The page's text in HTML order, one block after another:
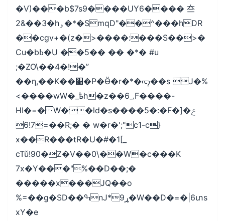
�V)���b$7s9����UY6���� 夳
2&��3�hۅ�*�SmqD"��^���hDR
��cgv+�(z�>����:���S��>�
Cu�bߕ�U ��5�� �� �*� #u
;�ZO\��4�!�”
��η,��K��׋�P�Ӫ�r�*�ᡊ��s J�%
<����wW�_ѣh�z��6؀F����-
HI�=�W��ld�s����5�:�Fݗ�[�
7!6=��R;� � w�r�';"c1-c}
x��R���tR�U�#�1[_
cTǔ!90�Z�V��0\��W�с���K
7x�Y���"%��D��;�
�����x���JQ��o
%=��g�SD��ߒnJ*9ړ�W��D�=�|6տs
xY�e